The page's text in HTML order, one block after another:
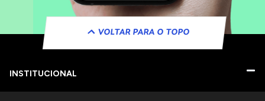
VOLTAR PARA O TOPO
INSTITUCIONAL